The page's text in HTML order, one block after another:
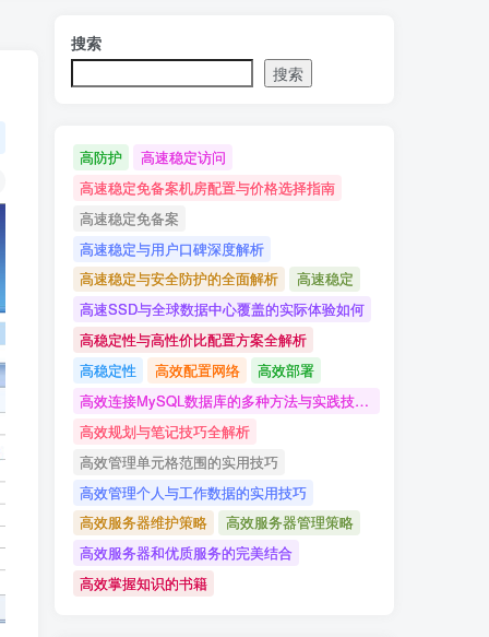
搜索
搜索
高防护
高速稳定访问
高速稳定免备案机房配置与价格选择指南
高速稳定免备案
高速稳定与用户口碑深度解析
高速稳定与安全防护的全面解析
高速稳定
高速SSD与全球数据中心覆盖的实际体验如何
高稳定性与高性价比配置方案全解析
高稳定性
高效配置网络
高效部署
高效连接MySQL数据库的多种方法与实践技巧详解
高效规划与笔记技巧全解析
高效管理单元格范围的实用技巧
高效管理个人与工作数据的实用技巧
高效服务器维护策略
高效服务器管理策略
高效服务器和优质服务的完美结合
高效掌握知识的书籍